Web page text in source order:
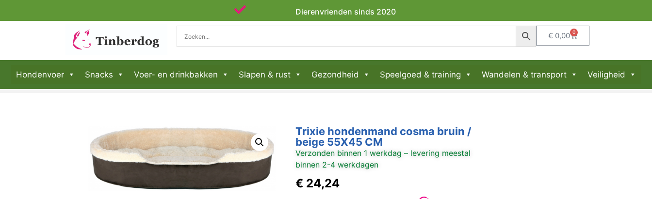
Dierenvrienden sinds 2020
€ 0,00 0
Hondenvoer Snacks Voer- en drinkbakken Slapen & rust Gezondheid Speelgoed & training Wandelen & transport Veiligheid
Trixie hondenmand cosma bruin /
beige 55X45 CM
Verzonden binnen 1 werkdag – levering meestal
binnen 2-4 werkdagen
€ 24,24